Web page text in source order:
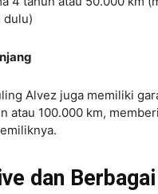
dulu)
Alvez juga memiliki
atau 100.000 km,
dan